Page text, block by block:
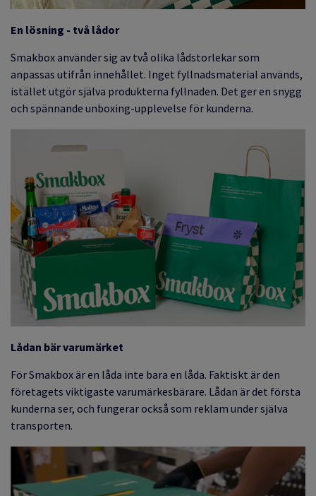
En lösning - två lådor
Smakbox använder sig av två olika lådstorlekar som
anpassas utifrån innehållet. Inget fyllnadsmaterial används,
istället utgör själva produkterna fyllnaden. Det ger en snygg
och spännande unboxing-upplevelse för kunderna.
Lådan bär varumärket
För Smakbox är en låda inte bara en låda. Faktiskt är den
företagets viktigaste varumärkesbärare. Lådan är det första
kunderna ser, och fungerar också som reklam under själva
transporten.